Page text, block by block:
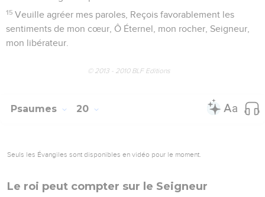
Pourtant, leur rythme est perçu jusqu’aux confins de la
terre Et leurs accents harmonieux résonnent dans l’univers.
Là où Dieu dresse une tente d’où s’élance le soleil
6 Pareil à un jeune époux qui sort, joyeux, de sa chambre, À
rayons.
9 Ses ordonnances sont justes, elles font la joie du cœur ; Et
10 La crainte de Dieu est pure, elle subsiste à jamais. Les